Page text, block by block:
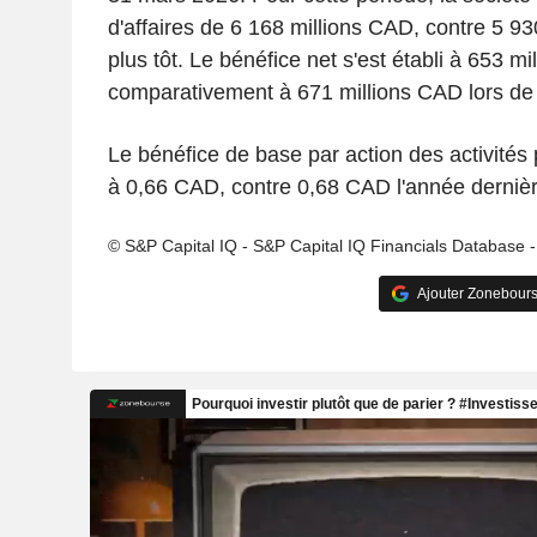
d'affaires de 6 168 millions CAD, contre 5
plus tôt. Le bénéfice net s'est établi à 653
comparativement à 671 millions CAD lors
Le bénéfice de base par action des activités
à 0,66 CAD, contre 0,68 CAD l'année
© S&P Capital IQ - S&P Capital IQ Financials Database
Ajouter